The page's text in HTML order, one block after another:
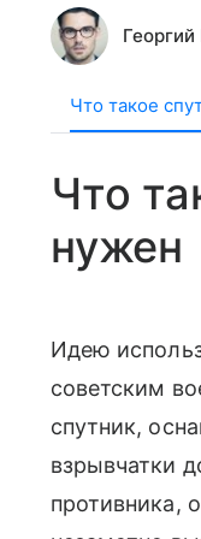
Что такое
Что
нужен
Идею
советским
спутник,
взрывчатки
противника,